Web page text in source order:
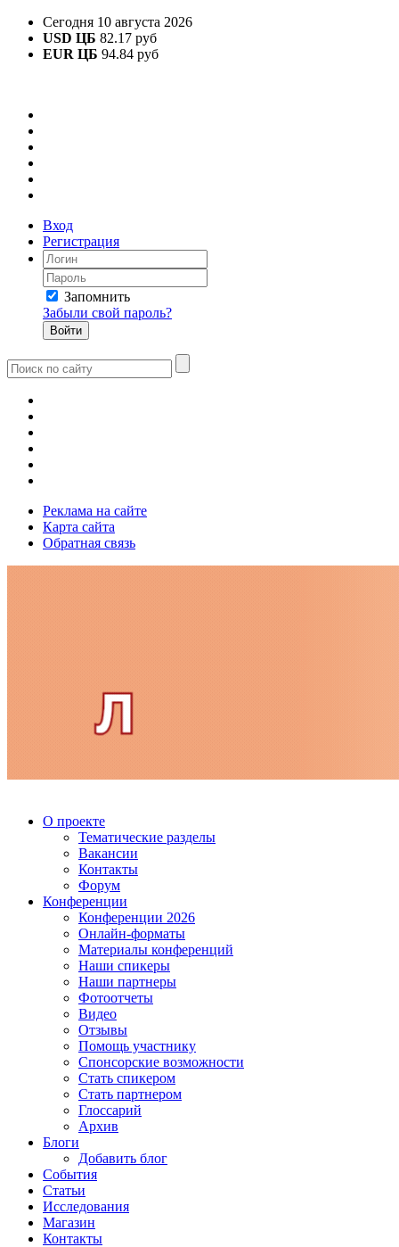
Сегодня 10 августа 2026
USD ЦБ 82.17 руб
EUR ЦБ 94.84 руб
Вход
Регистрация
Запомнить
Забыли свой пароль?
Реклама на сайте
Карта сайта
Обратная связь
О проекте
Тематические разделы
Вакансии
Контакты
Форум
Конференции
Конференции 2026
Онлайн-форматы
Материалы конференций
Наши спикеры
Наши партнеры
Фотоотчеты
Видео
Отзывы
Помощь участнику
Спонсорские возможности
Стать спикером
Стать партнером
Глоссарий
Архив
Блоги
Добавить блог
События
Статьи
Исследования
Магазин
Контакты